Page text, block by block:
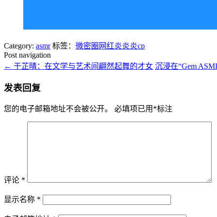
Category: asmr 标签： 微密圈网红炎炎炎cp
Post navigation
← 于芷晴：在文学与艺术间翩然起舞的才女 沉浸在“Gem
发表回复
您的电子邮箱地址不会被公开。 必填项已用 *标注
评论 *
显示名称 *